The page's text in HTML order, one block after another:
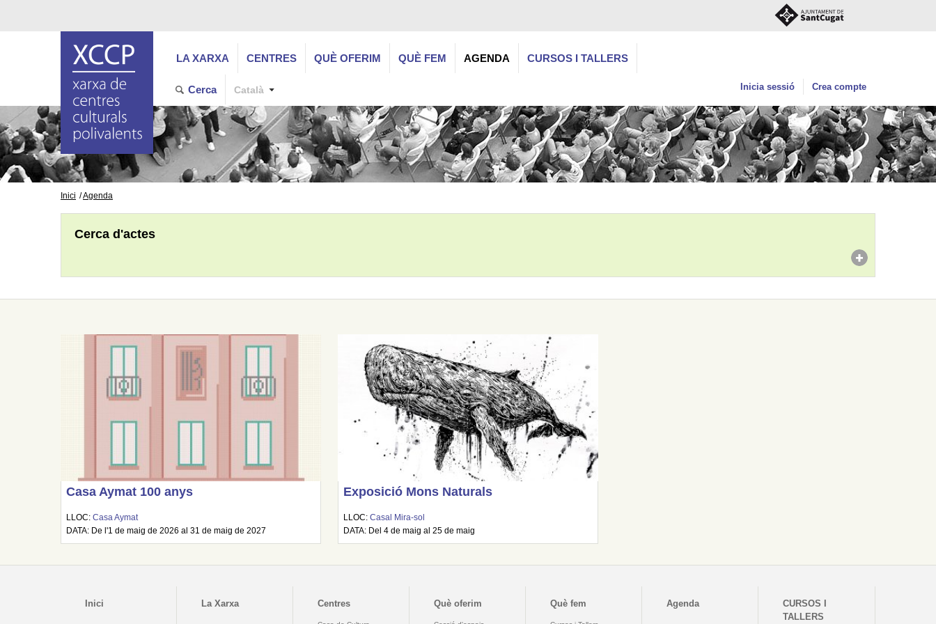
LA XARXA CENTRES QUÈ OFERIM QUÈ FEM AGENDA CURSOS I TALLERS
Cerca Català Inicia sessió Crea compte
Inici Agenda
Cerca d'actes
Casa Aymat 100 anys
LLOC:Casa Aymat
DATA: De l'1 de maig de 2026 al 31 de maig de 2027
Exposició Mons Naturals
LLOC:Casal Mira-sol
DATA: Del 4 de maig al 25 de maig
Inici La Xarxa Centres Què oferim Què fem Agenda
CURSOS I
TALLERS